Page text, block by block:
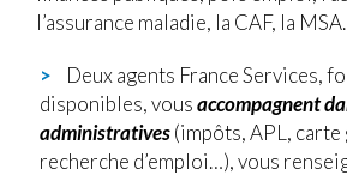
l’assurance maladie, la CAF, la MSA.
Deux agents France Services,
disponibles, vousaccompagnent
administratives(impôts, APL, carte
recherche d’emploi…), vous